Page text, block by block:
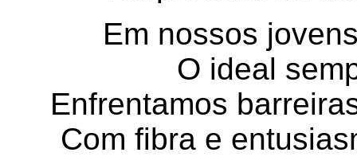
Em nossos
O ideal
Enfrentamos
Com fibra e